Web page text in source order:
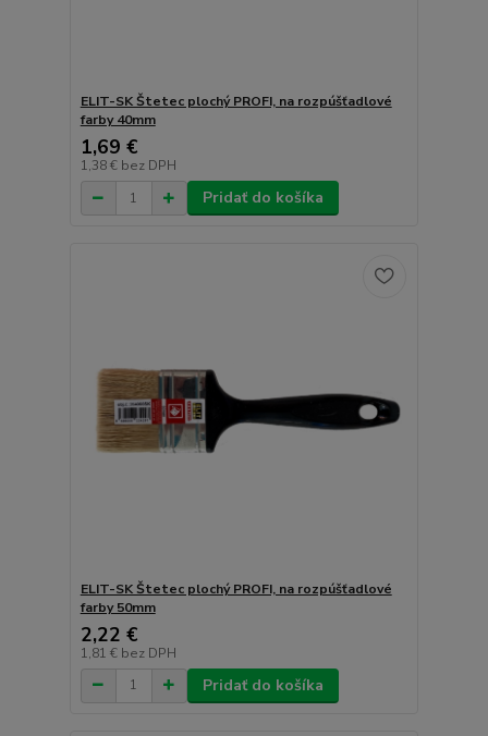
ELIT-SK Štetec plochý PROFI, na rozpúšťadlové
farby 40mm
1,69 €
1,38 € bez DPH
Pridať do košíka
ELIT-SK Štetec plochý PROFI, na rozpúšťadlové
farby 50mm
2,22 €
1,81 € bez DPH
Pridať do košíka